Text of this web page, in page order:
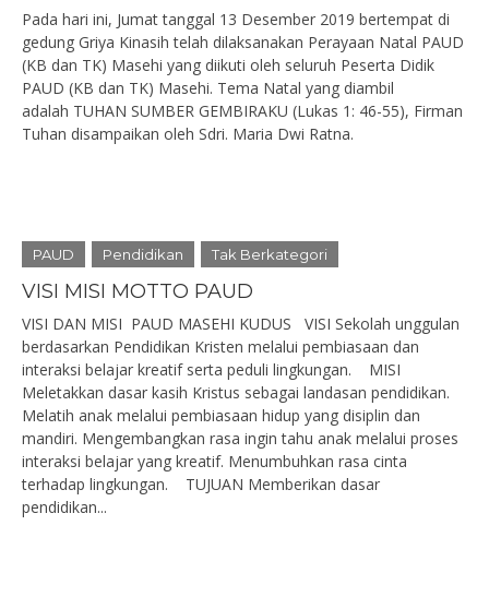
Pada hari ini, Jumat tanggal 13 Desember 2019 bertempat di
gedung Griya Kinasih telah dilaksanakan Perayaan Natal PAUD
(KB dan TK) Masehi yang diikuti oleh seluruh Peserta Didik
PAUD (KB dan TK) Masehi. Tema Natal yang diambil
adalah TUHAN SUMBER GEMBIRAKU (Lukas 1: 46-55), Firman
Tuhan disampaikan oleh Sdri. Maria Dwi Ratna.
PAUD Pendidikan Tak Berkategori
VISI MISI MOTTO PAUD
VISI DAN MISI PAUD MASEHI KUDUS VISI Sekolah unggulan
berdasarkan Pendidikan Kristen melalui pembiasaan dan
interaksi belajar kreatif serta peduli lingkungan. MISI
Meletakkan dasar kasih Kristus sebagai landasan pendidikan.
Melatih anak melalui pembiasaan hidup yang disiplin dan
mandiri. Mengembangkan rasa ingin tahu anak melalui proses
interaksi belajar yang kreatif. Menumbuhkan rasa cinta
terhadap lingkungan. TUJUAN Memberikan dasar
pendidikan...